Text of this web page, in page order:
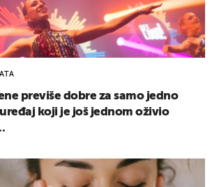
previše dobre za samo jedno
koji je još jednom oživio